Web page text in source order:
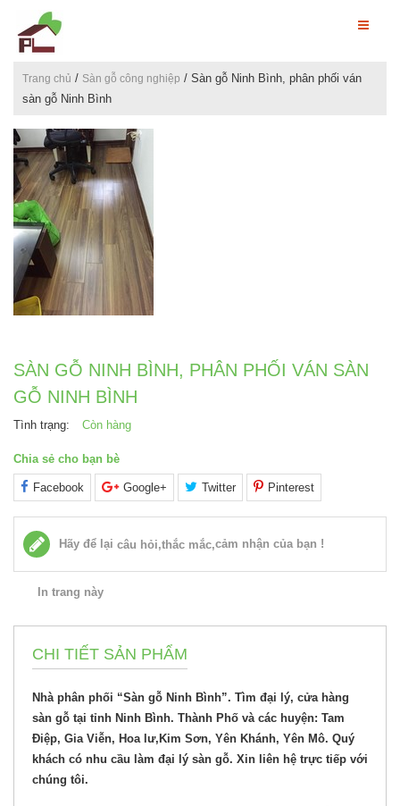
Trang chủ / Sàn gỗ công nghiệp / Sàn gỗ Ninh Bình, phân phối ván
sàn gỗ Ninh Bình
SÀN GỖ NINH BÌNH, PHÂN PHỐI VÁN SÀN
GỖ NINH BÌNH
Tình trạng: Còn hàng
Chia sẻ cho bạn bè
Facebook Google+ Twitter Pinterest
Hãy để lại câu hỏi,thắc mắc,cảm nhận của bạn !
In trang này
CHI TIẾT SẢN PHẨM
Nhà phân phối “Sàn gỗ Ninh Bình”. Tìm đại lý, cửa hàng
sàn gỗ tại tỉnh Ninh Bình. Thành Phố và các huyện: Tam
Điệp, Gia Viễn, Hoa lư,Kim Sơn, Yên Khánh, Yên Mô. Quý
khách có nhu cầu làm đại lý sàn gỗ. Xin liên hệ trực tiếp với
chúng tôi.